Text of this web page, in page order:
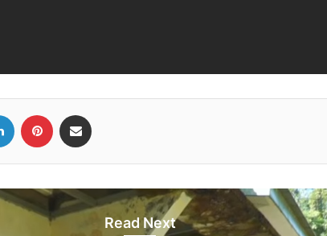
Read Next